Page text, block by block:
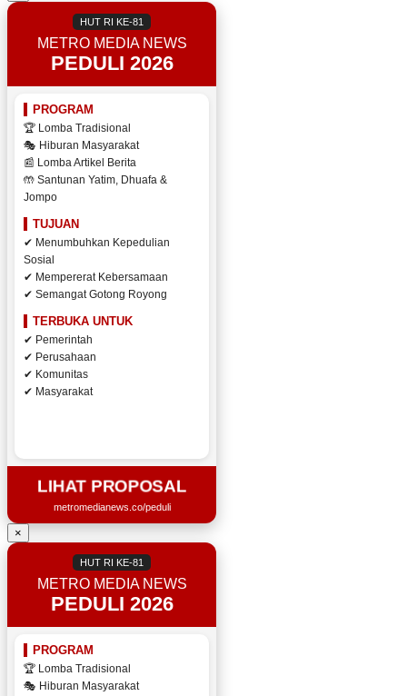
HUT RI KE-81
METRO MEDIA NEWS
PEDULI 2026
PROGRAM
🏆 Lomba Tradisional
🎭 Hiburan Masyarakat
📰 Lomba Artikel Berita
🤲 Santunan Yatim, Dhuafa &
Jompo
TUJUAN
✔ Menumbuhkan Kepedulian
Sosial
✔ Mempererat Kebersamaan
✔ Semangat Gotong Royong
TERBUKA UNTUK
✔ Pemerintah
✔ Perusahaan
✔ Komunitas
✔ Masyarakat
LIHAT PROPOSAL
metromedianews.co/peduli
×
HUT RI KE-81
METRO MEDIA NEWS
PEDULI 2026
PROGRAM
🏆 Lomba Tradisional
🎭 Hiburan Masyarakat